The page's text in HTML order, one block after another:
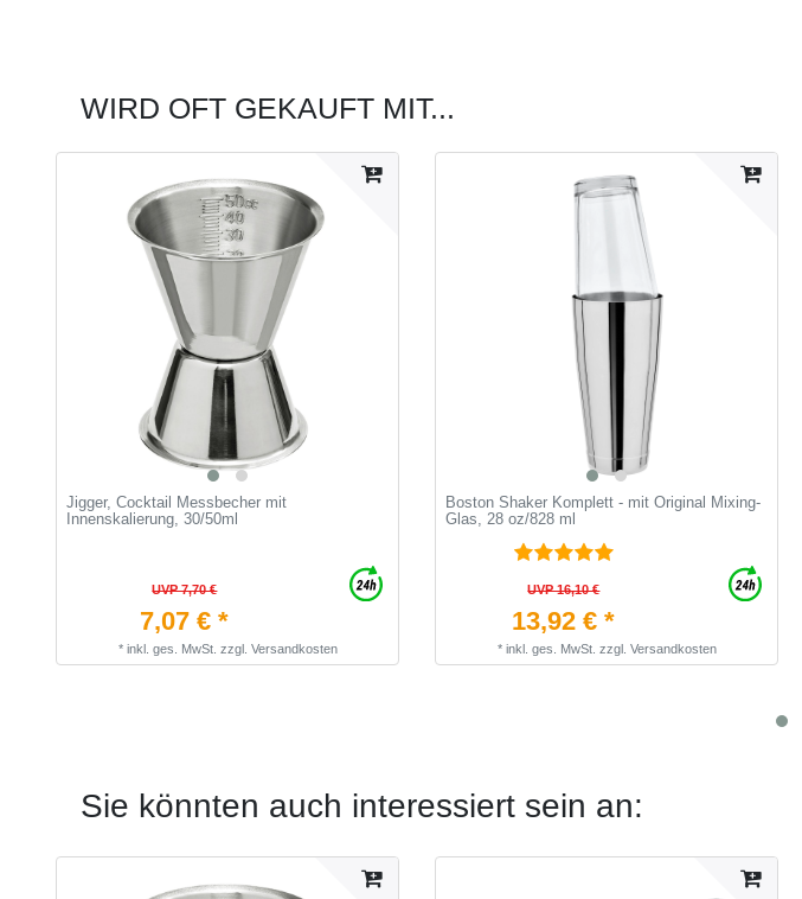
WIRD OFT GEKAUFT MIT...
Jigger, Cocktail Messbecher mit
Innenskalierung, 30/50ml
UVP 7,70 €
7,07 € *
* inkl. ges. MwSt. zzgl. Versandkosten
Boston Shaker Komplett - mit Original Mixing-
Glas, 28 oz/828 ml
UVP 16,10 €
13,92 € *
* inkl. ges. MwSt. zzgl. Versandkosten
Sie könnten auch interessiert sein an: